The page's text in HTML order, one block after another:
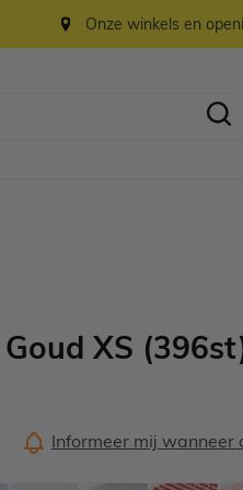
Onze winkels en
XS
Informeer mij